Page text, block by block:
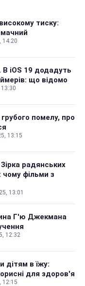
тиску:
14:20
В iOS 19 додадуть
що відомо
помелу, про
13:15
радянських
чому фільми з
13:01
Г'ю Джекмана
12:32
дітям в їжу:
для здоров'я
12:15